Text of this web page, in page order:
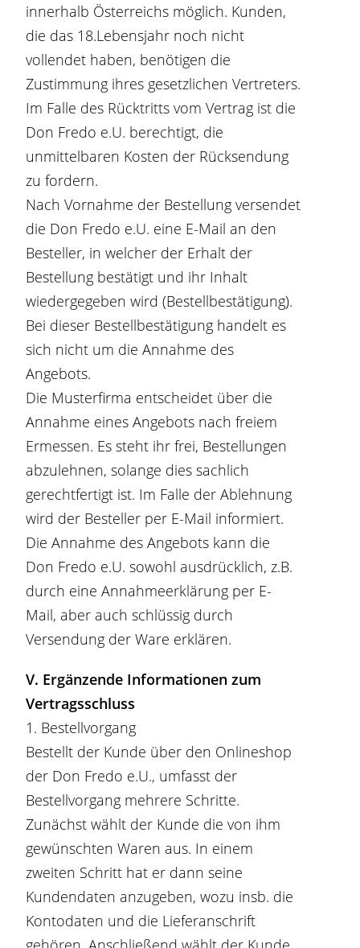
innerhalb Österreichs möglich. Kunden,
die das 18.Lebensjahr noch nicht
vollendet haben, benötigen die
Zustimmung ihres gesetzlichen Vertreters.
Im Falle des Rücktritts vom Vertrag ist die
Don Fredo e.U. berechtigt, die
unmittelbaren Kosten der Rücksendung
zu fordern.
Nach Vornahme der Bestellung versendet
die Don Fredo e.U. eine E-Mail an den
Besteller, in welcher der Erhalt der
Bestellung bestätigt und ihr Inhalt
wiedergegeben wird (Bestellbestätigung).
Bei dieser Bestellbestätigung handelt es
sich nicht um die Annahme des
Angebots.
Die Musterfirma entscheidet über die
Annahme eines Angebots nach freiem
Ermessen. Es steht ihr frei, Bestellungen
abzulehnen, solange dies sachlich
gerechtfertigt ist. Im Falle der Ablehnung
wird der Besteller per E-Mail informiert.
Die Annahme des Angebots kann die
Don Fredo e.U. sowohl ausdrücklich, z.B.
durch eine Annahmeerklärung per E-
Mail, aber auch schlüssig durch
Versendung der Ware erklären.
V. Ergänzende Informationen zum
Vertragsschluss
1. Bestellvorgang
Bestellt der Kunde über den Onlineshop
der Don Fredo e.U., umfasst der
Bestellvorgang mehrere Schritte.
Zunächst wählt der Kunde die von ihm
gewünschten Waren aus. In einem
zweiten Schritt hat er dann seine
Kundendaten anzugeben, wozu insb. die
Kontodaten und die Lieferanschrift